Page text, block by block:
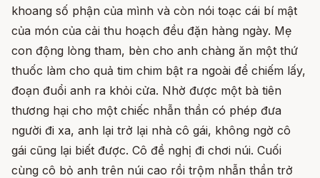
khoang số phận của mình và còn nói toạc cái bí mật
của món của cải thu hoạch đều đặn hàng ngày. Mẹ
con động lòng tham, bèn cho anh chàng ăn một thứ
thuốc làm cho quả tim chim bật ra ngoài để chiếm lấy,
đoạn đuổi anh ra khỏi cửa. Nhờ được một bà tiên
thương hại cho một chiếc nhẫn thần có phép đưa
người đi xa, anh lại trở lại nhà cô gái, không ngờ cô
gái cũng lại biết được. Cô đề nghị đi chơi núi. Cuối
cùng cô bỏ anh trên núi cao rồi trộm nhẫn thần trở